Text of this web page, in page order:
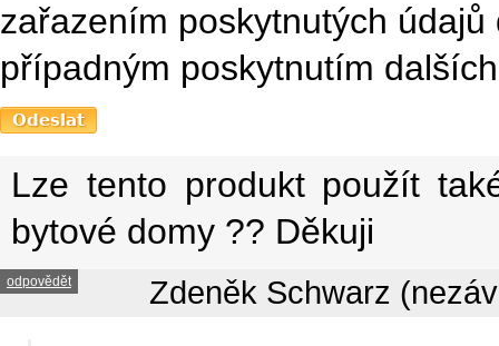
zařazením poskytnutých
případným poskytnutím
Lze tento produkt použít
bytové domy ?? Děkuji
odpovědět Zdeněk Schwarz